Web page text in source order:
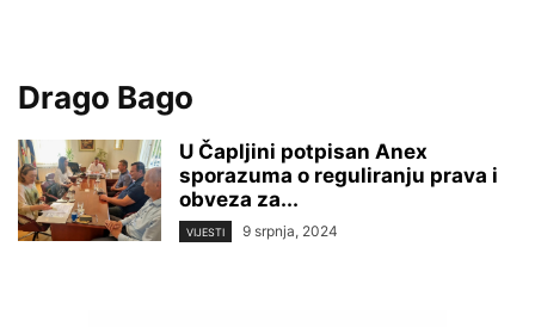
Drago Bago
U Čapljini potpisan Anex
sporazuma o reguliranju prava i
obveza za...
VIJESTI 9 srpnja, 2024